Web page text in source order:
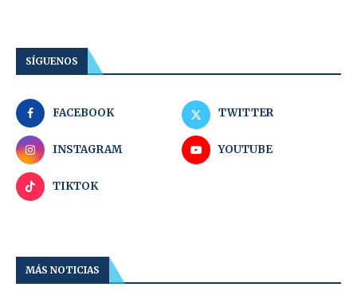
SÍGUENOS
FACEBOOK TWITTER
INSTAGRAM YOUTUBE
TIKTOK
MÁS NOTICIAS